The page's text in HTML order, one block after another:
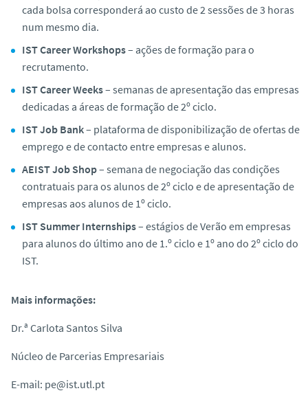
cada bolsa corresponderá ao custo de 2 sessões de 3 horas
num mesmo dia.
IST Career Workshops– ações de formação para o
recrutamento.
IST Career Weeks– semanas de apresentação das empresas
dedicadas a áreas de formação de 2º ciclo.
IST Job Bank– plataforma de disponibilização de ofertas de
emprego e de contacto entre empresas e alunos.
AEIST Job Shop– semana de negociação das condições
contratuais para os alunos de 2º ciclo e de apresentação de
empresas aos alunos de 1º ciclo.
IST Summer Internships– estágios de Verão em empresas
para alunos do último ano de 1.º ciclo e 1º ano do 2º ciclo do
IST.
Mais informações:
Dr.ª Carlota Santos Silva
Núcleo de Parcerias Empresariais
E-mail: pe@ist.utl.pt